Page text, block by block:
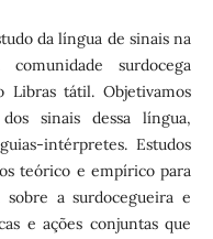
da língua de sinais na
surdocega
Libras tátil. Objetivamos
sinais dessa língua,
intérpretes. Estudos
teórico e empírico para
a surdocegueira e
e ações conjuntas que